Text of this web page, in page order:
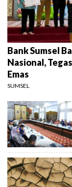
Bank Sumsel
Nasional,
Emas
SUMSEL